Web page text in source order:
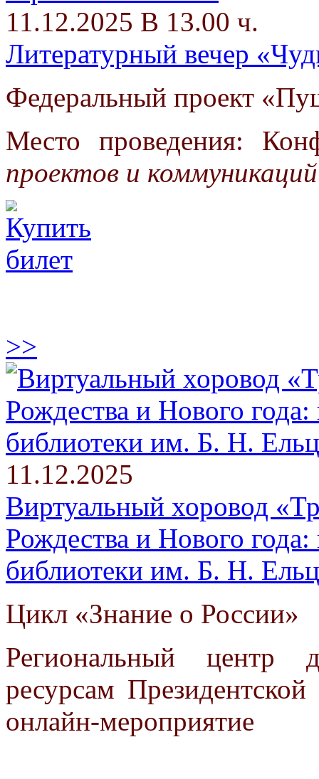
11.12.2025 В 13.00 ч.
Литературный вечер
Федеральный проект
Место проведения:
проектов и коммуникаций
>>
11.12.2025
Виртуальный хоровод
Рождества и Нового
библиотеки им. Б. Н.
Цикл «Знание о России»
Региональный центр
ресурсам
онлайн-мероприятие